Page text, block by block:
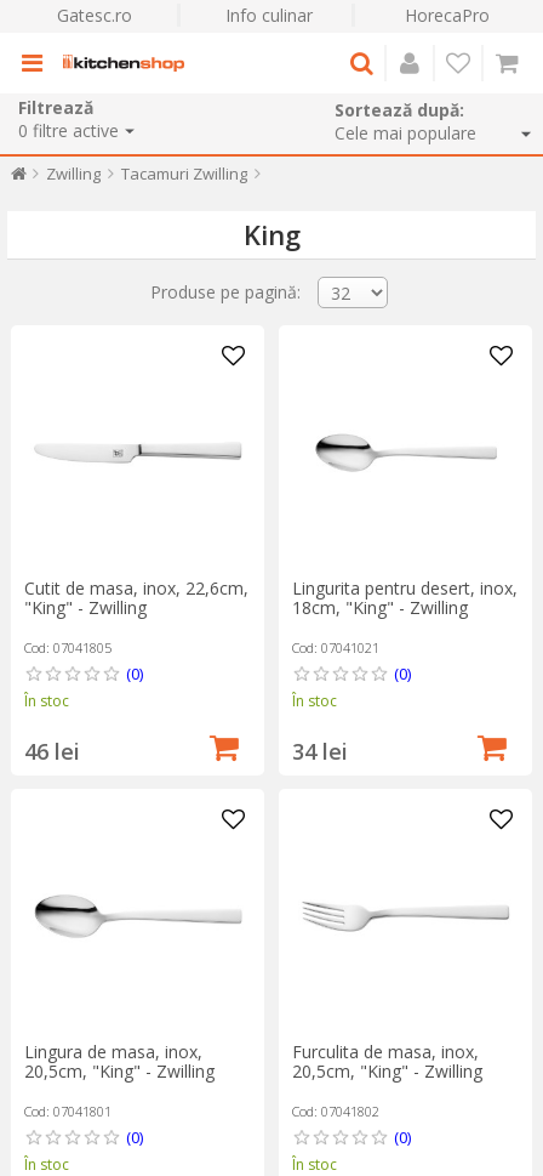
Gatesc.ro Info culinar HorecaPro
Filtrează
0 filtre active
Sortează după:
Zwilling Tacamuri Zwilling
King
Produse pe pagină:
Cutit de masa, inox, 22,6cm,
"King" - Zwilling
Cod: 07041805
(0)
În stoc
46 lei
Lingurita pentru desert, inox,
18cm, "King" - Zwilling
Cod: 07041021
(0)
În stoc
34 lei
Lingura de masa, inox,
20,5cm, "King" - Zwilling
Cod: 07041801
(0)
În stoc
Furculita de masa, inox,
20,5cm, "King" - Zwilling
Cod: 07041802
(0)
În stoc